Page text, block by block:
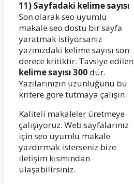
11) Sayfadaki kelime sayısı
Son olarak seo uyumlu
makale seo dostu bir sayfa
yaratmak istiyorsanız
yazınızdaki kelime sayısı son
derece kritiktir. Tavsiye edilen
kelime sayısı 300dür.
Yazılarınızın uzunluğunu bu
kritere göre tutmaya çalışın.
Kaliteli makaleler üretmeye
çalışıyoruz. Web sayfalarınız
için seo uyumlu makale
yazdırmak isterseniz bize
iletişim kısmından
ulaşabilirsiniz.